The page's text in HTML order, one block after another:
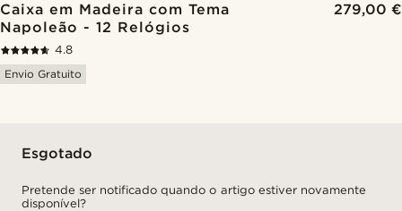
Caixa em Madeira com Tema
Napoleão - 12 Relógios
279,00 €
4.8
Envio Gratuito
Esgotado
Pretende ser notificado quando o artigo estiver novamente
disponível?